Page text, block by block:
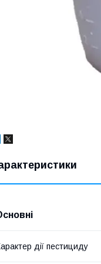
дії пестициду